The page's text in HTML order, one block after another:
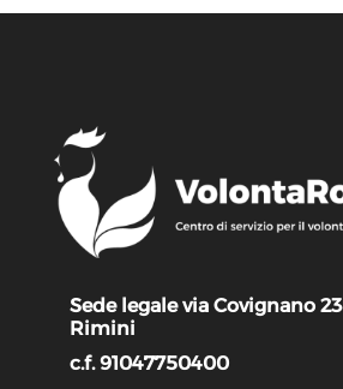
Sede legale via Covignano
Rimini
c.f. 91047750400